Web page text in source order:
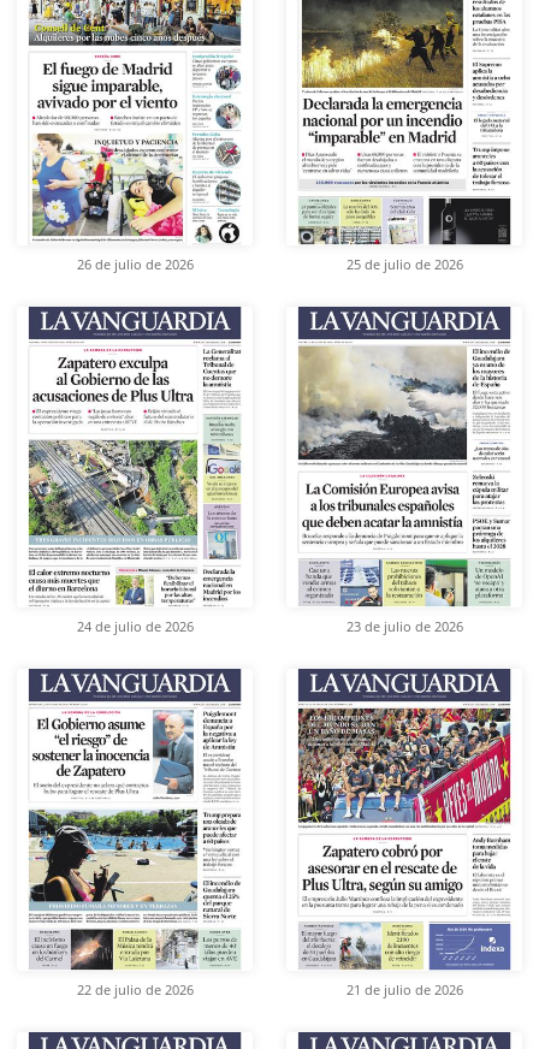
26 de julio de 2026 25 de julio de 2026
24 de julio de 2026 23 de julio de 2026
22 de julio de 2026 21 de julio de 2026